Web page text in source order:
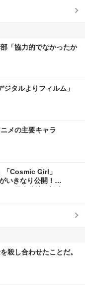
「協力的でなかったか
ジタルよりフィルム」
メの主要キャラ
Cosmic Girl」
いきなり公開！
る日本公演を記念して
殺し合わせたことだ。